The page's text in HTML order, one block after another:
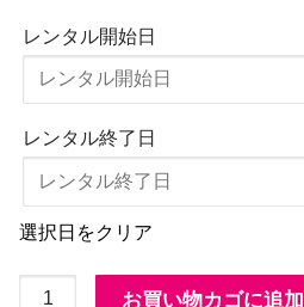
レンタル開始日
レンタル終了日
選択日をクリア
MRD9G
お買い物カゴに追加